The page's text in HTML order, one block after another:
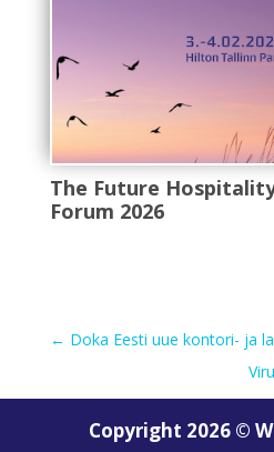
The Future
Forum 2026
← Doka Eesti uue kontori- ja
Copyright 2026 ©